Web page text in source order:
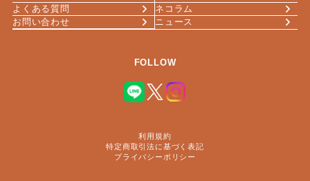
よくある質問
ネコラム
お問い合わせ
ニュース
FOLLOW
利用規約
特定商取引法に基づく表記
プライバシーポリシー